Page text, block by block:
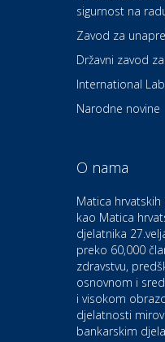
Povoljnosti
Dental
Dom i dizajn
Euro-vrt –
Odmor
Bistrica
Auto-moto i
CIAK Auto
Kultura i
Kazalište
sigurnost na
Zavod za
Državni zavod
International
Narodne novine
O nama
Matica
kao Matica
djelatnika
preko 60,000
zdravstvu,
osnovnom i
i visokom
djelatnosti
bankarskim